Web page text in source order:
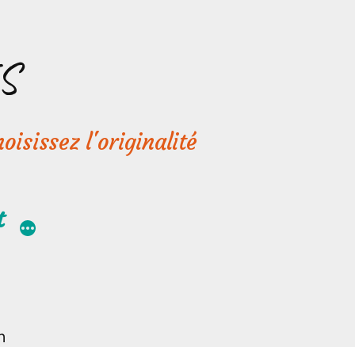
l'originalité